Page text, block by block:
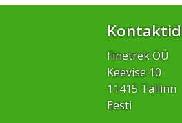
Kontaktid
Finetrek OÜ
Keevise 10
11415 Tallinn
Eesti